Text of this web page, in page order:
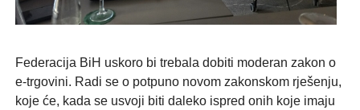
Federacija BiH uskoro bi trebala dobiti moderan zakon o
e-trgovini. Radi se o potpuno novom zakonskom rješenju,
koje će, kada se usvoji biti daleko ispred onih koje imaju